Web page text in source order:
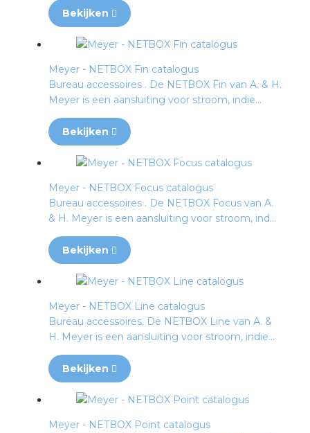
Bekijken
Meyer - NETBOX Fin catalogus
Bureau accessoires . De NETBOX Fin van A. & H.
Meyer is een aansluiting voor stroom, indie...
Bekijken
Meyer - NETBOX Focus catalogus
Bureau accessoires . De NETBOX Focus van A.
& H. Meyer is een aansluiting voor stroom, ind...
Bekijken
Meyer - NETBOX Line catalogus
Bureau accessoires. De NETBOX Line van A. &
H. Meyer is een aansluiting voor stroom, indie...
Bekijken
Meyer - NETBOX Point catalogus